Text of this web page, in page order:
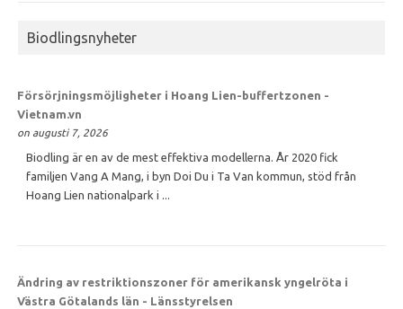
Biodlingsnyheter
Försörjningsmöjligheter i Hoang Lien-buffertzonen -
Vietnam.vn
on augusti 7, 2026
Biodling är en av de mest effektiva modellerna. År 2020 fick
familjen Vang A Mang, i byn Doi Du i Ta Van kommun, stöd från
Hoang Lien nationalpark i ...
Ändring av restriktionszoner för amerikansk yngelröta i
Västra Götalands län - Länsstyrelsen